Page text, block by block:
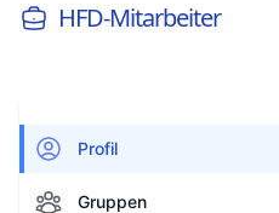
HFD-Mitarbeiter
Profil
Gruppen